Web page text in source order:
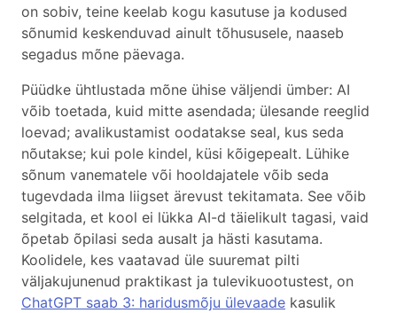
on sobiv, teine keelab kogu kasutuse ja kodused
sõnumid keskenduvad ainult tõhususele, naaseb
segadus mõne päevaga.
Püüdke ühtlustada mõne ühise väljendi ümber: AI
võib toetada, kuid mitte asendada; ülesande reeglid
loevad; avalikustamist oodatakse seal, kus seda
nõutakse; kui pole kindel, küsi kõigepealt. Lühike
sõnum vanematele või hooldajatele võib seda
tugevdada ilma liigset ärevust tekitamata. See võib
selgitada, et kool ei lükka AI-d täielikult tagasi, vaid
õpetab õpilasi seda ausalt ja hästi kasutama.
Koolidele, kes vaatavad üle suuremat pilti
väljakujunenud praktikast ja tulevikuootustest, on
ChatGPT saab 3: haridusmõju ülevaade kasulik